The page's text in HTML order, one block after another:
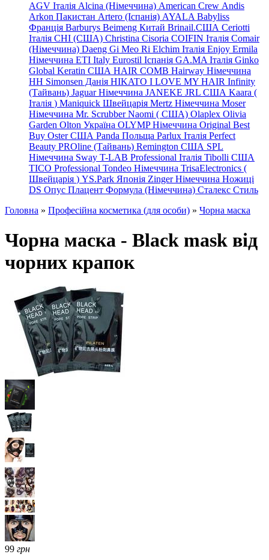
AGV Італія Alcina (Німеччина) American Crew Andis
Arkon Пакистан Artero (Іспанія) AYALA Babyliss
Франція Barburys Beimeng Китай Brinail.США Ceriotti
Італія CHI (США) Christina Cisoria COIFIN Італія Comair
(Німеччина) Daeng Gi Meo Ri Elchim Італія Enjoy Ermila
Німеччина ETI Italy Eurostil Іспанія GA.MA Італія Ginko
Global Keratin США HAIR COMB Hairway Німеччина
HH Simonsen Данія HIKATO I LOVE MY HAIR Infinity
(Тайвань) Jaguar Німеччина JANEKE JRL США Kaara (
Італія ) Maniquick Швейцарія Mertz Німеччина Moser
Німеччина Mr. Scrubber Naomi ( США) Olaplex Olivia
Garden Olton Україна OLYMP Німеччина Original Best
Buy Oster США Panda Польща Parlux Італія Perfect
Beauty PROline (Тайвань) Remington США SPL
Німеччина Sway T-LAB Professional Італія Tibolli США
TICO Professional Tondeo Німеччина TrisaElectronics (
Швейцарія ) YS.Park Японія Zinger Німеччина Ножиці
DS Опус Плацент Формула (Німеччина) Сталекс Стиль
Головна » Професійна косметика (для особи) » Чорна маска
Чорна маска - Black mask від
чорних крапок
99 грн